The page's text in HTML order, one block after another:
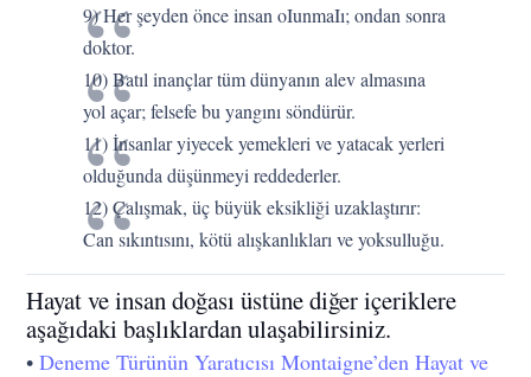
9) Her şeyden önce insan oIunmaIı; ondan sonra
doktor.
10) Batıl inançlar tüm dünyanın alev almasına
yol açar; felsefe bu yangını söndürür.
11) İnsanlar yiyecek yemekleri ve yatacak yerleri
olduğunda düşünmeyi reddederler.
12) Çalışmak, üç büyük eksikliği uzaklaştırır:
Can sıkıntısını, kötü alışkanlıkları ve yoksulluğu.
Hayat ve insan doğası üstüne diğer içeriklere
aşağıdaki başlıklardan ulaşabilirsiniz.
•Deneme Türünün Yaratıcısı Montaigne’den Hayat ve